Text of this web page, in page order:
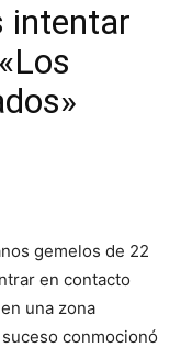
intentar
gemelos de 22
en contacto
una zona
conmocionó